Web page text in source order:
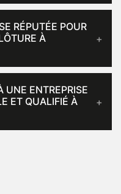
RÉPUTÉE POUR
À
UNE ENTREPRISE
ET QUALIFIÉ À